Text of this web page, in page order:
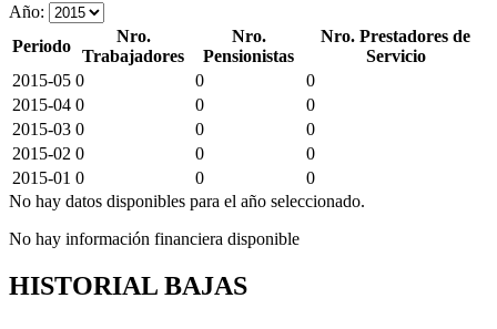
Año:
Periodo
Nro.
Trabajadores
Nro.
Pensionistas
Nro. Prestadores de
Servicio
2015-05 0 0
0
2015-04 0 0
0
2015-03 0 0
0
2015-02 0 0
0
2015-01 0 0
0
No hay datos disponibles para el año seleccionado.
No hay información financiera disponible
HISTORIAL BAJAS